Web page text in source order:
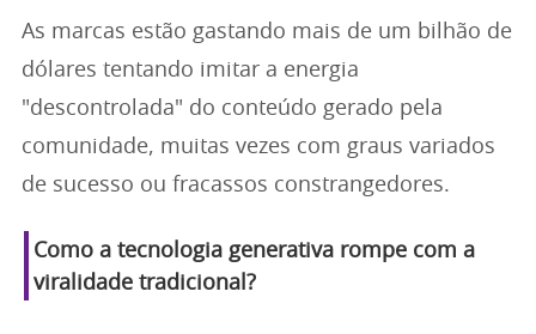
As marcas estão gastando mais de um bilhão de
dólares tentando imitar a energia
"descontrolada" do conteúdo gerado pela
comunidade, muitas vezes com graus variados
de sucesso ou fracassos constrangedores.
Como a tecnologia generativa rompe com a
viralidade tradicional?